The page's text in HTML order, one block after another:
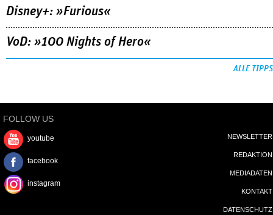
Disney+: »Furious«
VoD: »100 Nights of Hero«
ALLE TIPPS
FOLLOW US
youtube
facebook
instagram
NEWSLETTER
REDAKTION
MEDIADATEN
KONTAKT
DATENSCHUTZ